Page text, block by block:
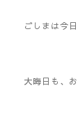
ごしまは今
大晦日も、